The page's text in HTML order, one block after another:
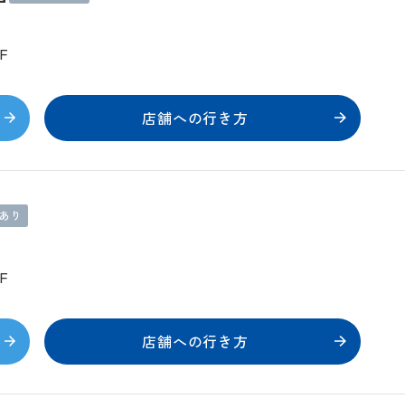
店舗への行き方
り
店舗への行き方